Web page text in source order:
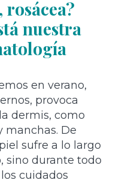
rosácea?
nuestra
en verano,
provoca
dermis, como
manchas. De
sufre a lo largo
sino durante todo
cuidados